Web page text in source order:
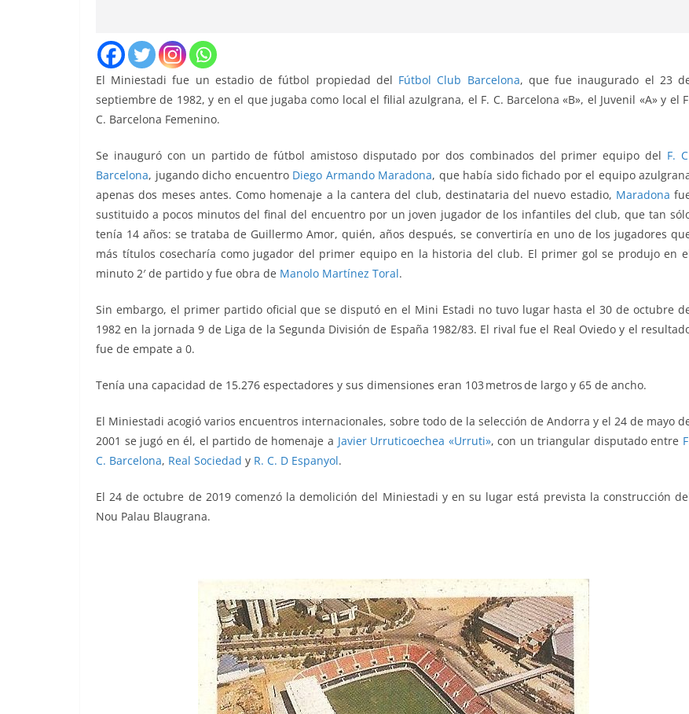
El Miniestadi fue un estadio de fútbol propiedad del Fútbol Club Barcelona, que fue inaugurado el 23
septiembre de 1982, y en el que jugaba como local el filial azulgrana, el F. C. Barcelona «B», el Juvenil «A» y el
C. Barcelona Femenino.
Se inauguró con un partido de fútbol amistoso disputado por dos combinados del primer equipo del F.
Barcelona, jugando dicho encuentro Diego Armando Maradona, que había sido fichado por el equipo
apenas dos meses antes. Como homenaje a la cantera del club, destinataria del nuevo estadio, Maradona
sustituido a pocos minutos del final del encuentro por un joven jugador de los infantiles del club, que tan
tenía 14 años: se trataba de Guillermo Amor, quién, años después, se convertiría en uno de los jugadores
más títulos cosecharía como jugador del primer equipo en la historia del club. El primer gol se produjo en
minuto 2′ de partido y fue obra de Manolo Martínez Toral.
Sin embargo, el primer partido oficial que se disputó en el Mini Estadi no tuvo lugar hasta el 30 de octubre
1982 en la jornada 9 de Liga de la Segunda División de España 1982/83. El rival fue el Real Oviedo y el
fue de empate a 0.
Tenía una capacidad de 15.276 espectadores y sus dimensiones eran 103 metros de largo y 65 de ancho.
El Miniestadi acogió varios encuentros internacionales, sobre todo de la selección de Andorra y el 24 de mayo
2001 se jugó en él, el partido de homenaje a Javier Urruticoechea «Urruti», con un triangular disputado entre
C. Barcelona, Real Sociedad y R. C. D Espanyol.
El 24 de octubre de 2019 comenzó la demolición del Miniestadi y en su lugar está prevista la construcción
Nou Palau Blaugrana.